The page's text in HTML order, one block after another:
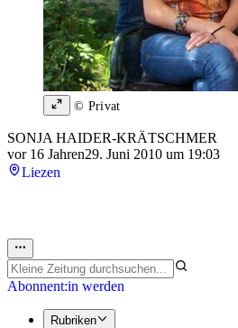
© Privat
SONJA HAIDER-KRÄTSCHMER
vor 16 Jahren29. Juni 2010 um 19:03
Liezen
Abonnent:in werden
Rubriken